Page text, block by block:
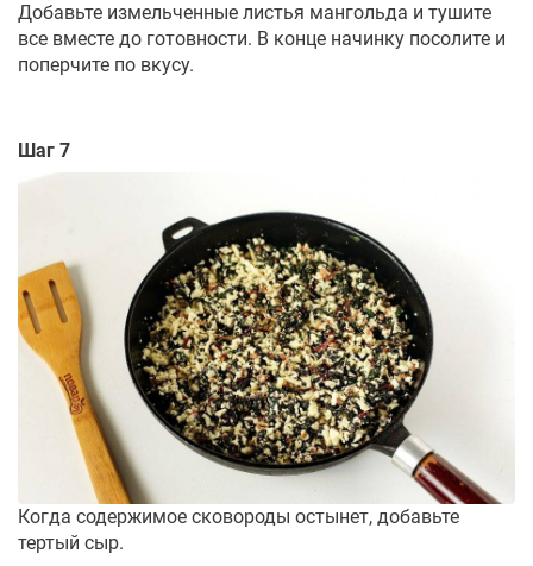
Добавьте измельченные листья мангольда и тушите
все вместе до готовности. В конце начинку посолите и
поперчите по вкусу.
Шаг 7
Когда содержимое сковороды остынет, добавьте
тертый сыр.